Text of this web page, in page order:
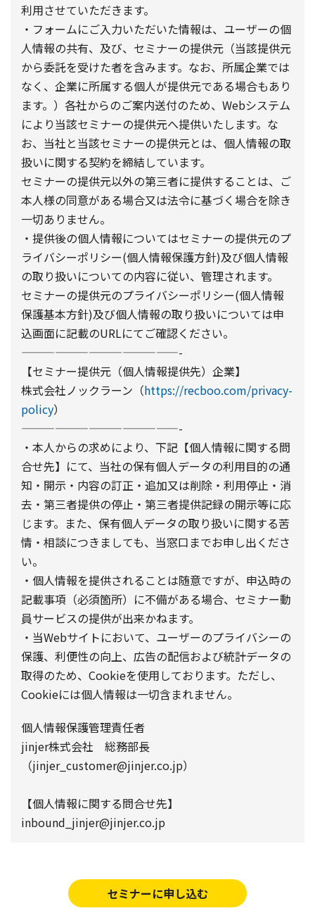
利用させていただきます。
・フォームにご入力いただいた情報は、ユーザーの個
人情報の共有、及び、セミナーの提供元（当該提供元
から委託を受けた者を含みます。なお、所属企業では
なく、企業に所属する個人が提供元である場合もあり
ます。）各社からのご案内送付のため、Webシステム
により当該セミナーの提供元へ提供いたします。な
お、当社と当該セミナーの提供元とは、個人情報の取
扱いに関する契約を締結しています。
セミナーの提供元以外の第三者に提供することは、ご
本人様の同意がある場合又は法令に基づく場合を除き
一切ありません。
・提供後の個人情報についてはセミナーの提供元のプ
ライバシーポリシー(個人情報保護方針)及び個人情報
の取り扱いについての内容に従い、管理されます。
セミナーの提供元のプライバシーポリシー(個人情報
保護基本方針)及び個人情報の取り扱いについては申
込画面に記載のURLにてご確認ください。
——————————————-
【セミナー提供元（個人情報提供先）企業】
株式会社ノックラーン（https://recboo.com/privacy-
policy）
——————————————-
・本人からの求めにより、下記【個人情報に関する問
合せ先】にて、当社の保有個人データの利用目的の通
知・開示・内容の訂正・追加又は削除・利用停止・消
去・第三者提供の停止・第三者提供記録の開示等に応
じます。また、保有個人データの取り扱いに関する苦
情・相談につきましても、当窓口までお申し出くださ
い。
・個人情報を提供されることは随意ですが、申込時の
記載事項（必須箇所）に不備がある場合、セミナー動
員サービスの提供が出来かねます。
・当Webサイトにおいて、ユーザーのプライバシーの
保護、利便性の向上、広告の配信および統計データの
取得のため、Cookieを使用しております。ただし、
Cookieには個人情報は一切含まれません。
個人情報保護管理責任者
jinjer株式会社 総務部長
（jinjer_customer@jinjer.co.jp）
【個人情報に関する問合せ先】
inbound_jinjer@jinjer.co.jp
セミナーに申し込む